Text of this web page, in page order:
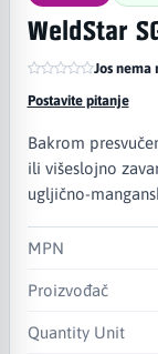
WeldStar
Jos nema
Postavite pitanje
Bakrom
ili višeslojno
ugljično-
MPN
Proizvođač
Quantity Unit